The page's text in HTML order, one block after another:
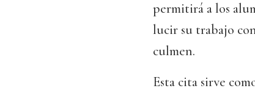
permitirá a los
lucir su trabajo
culmen.
Esta cita sirve